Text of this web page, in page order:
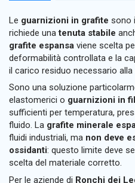
Le guarnizioni in grafite sono
richiede unatenuta stabile
grafite espansa viene scelta
deformabilità controllata e la
il carico residuo necessario alla
Sono una soluzione
elastomerici o guarnizioni in
sufficienti per temperatura,
fluido. La grafite minerale
fluidi industriali, ma non deve
ossidanti: questo limite deve
scelta del materiale corretto.
Per le aziende di Ronchi dei